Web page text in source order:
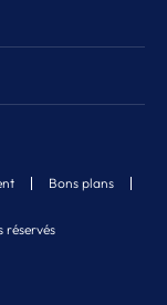
réservés
Bons plans